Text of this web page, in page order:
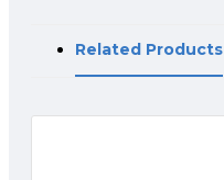
Related Products